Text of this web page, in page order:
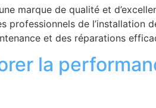
marque de qualité et
professionnels de l’installation
et des réparations
la